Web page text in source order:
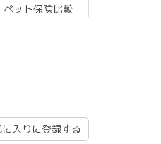
ペット保険比較
に入りに登録する